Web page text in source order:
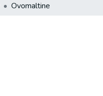
Ovomaltine